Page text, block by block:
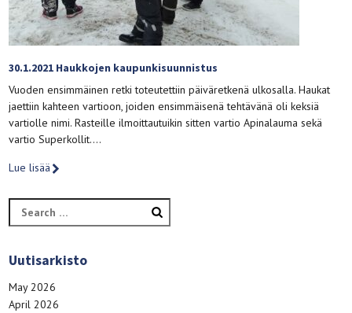
30.1.2021 Haukkojen kaupunkisuunnistus
Vuoden ensimmäinen retki toteutettiin päiväretkenä ulkosalla. Haukat
jaettiin kahteen vartioon, joiden ensimmäisenä tehtävänä oli keksiä
vartiolle nimi. Rasteille ilmoittautuikin sitten vartio Apinalauma sekä
vartio Superkollit….
Lue lisää
Search
for:
Uutisarkisto
May 2026
April 2026